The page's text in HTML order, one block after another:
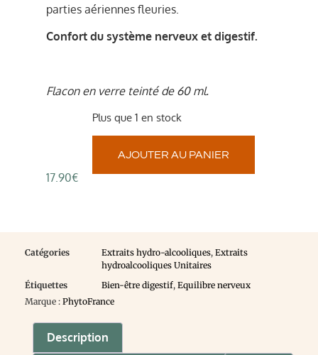
parties aériennes fleuries.
Confort du système nerveux et digestif.
Flacon en verre teinté de 60 ml.
17.90€
Plus que 1 en stock
AJOUTER AU PANIER
Catégories Extraits hydro-alcooliques, Extraits
hydroalcooliques Unitaires
Étiquettes
Bien-être digestif, Equilibre nerveux
Marque : PhytoFrance
Description